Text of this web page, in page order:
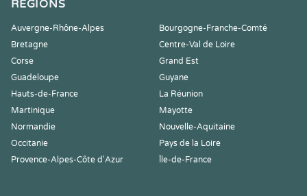
RÉGIONS
Auvergne-Rhône-Alpes
Bourgogne-Franche-Comté
Bretagne
Centre-Val de Loire
Corse
Grand Est
Guadeloupe
Guyane
Hauts-de-France
La Réunion
Martinique
Mayotte
Normandie
Nouvelle-Aquitaine
Occitanie
Pays de la Loire
Provence-Alpes-Côte d'Azur
Île-de-France